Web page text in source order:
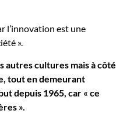
l’innovation est une
».
autres cultures mais à côté
tout en demeurant
depuis 1965, car « ce
».